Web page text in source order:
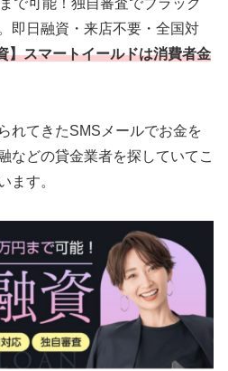
で可能！独自審査でブラック
即日融資・来店不要・全国対
】スマートイールドは消費者金
れてきたSMSメールでお金を
などの貸金業者を探していてこ
ます。